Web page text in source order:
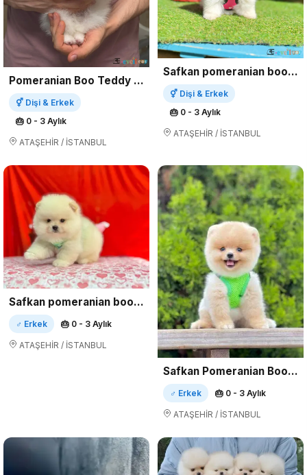
Pomeranian Boo Teddy Bear Ayiciklar
⚥ Dişi & Erkek
🎂 0 - 3 Aylık
ATAŞEHİR / İSTANBUL
Safkan pomeranian boo yavrularımız
⚥ Dişi & Erkek
🎂 0 - 3 Aylık
ATAŞEHİR / İSTANBUL
Safkan pomeranian boo yavrularımız
♂ Erkek 🎂 0 - 3 Aylık
ATAŞEHİR / İSTANBUL
Safkan Pomeranian Boo Yavrularımız
♂ Erkek 🎂 0 - 3 Aylık
ATAŞEHİR / İSTANBUL